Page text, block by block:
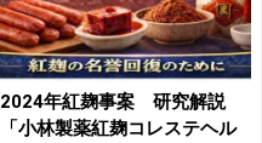
2024年紅麹事案 研究解説
「小林製薬紅麹コレステヘル